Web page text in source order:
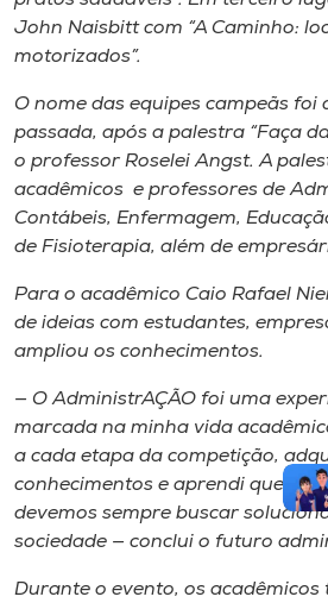
John Naisbitt com “A Caminho:
motorizados”.
O nome das equipes campeãs foi
passada, após a palestra “Faça
o professor Roselei Angst. A
acadêmicos e professores de
Contábeis, Enfermagem,
de Fisioterapia, além de
Para o acadêmico Caio Rafael
de ideias com estudantes,
ampliou os conhecimentos.
— O AdministrAÇÃO foi uma
marcada na minha vida
a cada etapa da competição,
conhecimentos e aprendi que,
devemos sempre buscar
sociedade — conclui o futuro
Durante o evento, os acadêmicos